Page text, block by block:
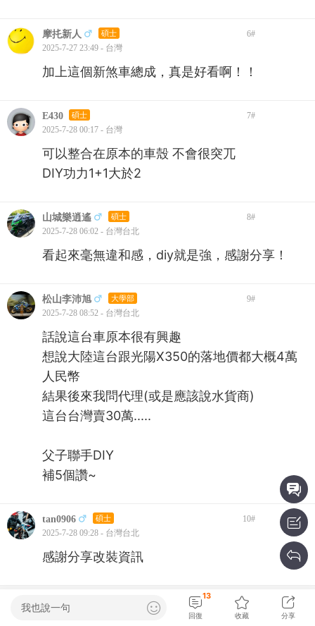
摩扥新人 碩士 6#
2025-7-27 23:49 - 台灣
加上這個新煞車總成，真是好看啊！！
E430 碩士 7#
2025-7-28 00:17 - 台灣
可以整合在原本的車殼 不會很突兀
DIY功力1+1大於2
山城樂逍遙 碩士 8#
2025-7-28 06:02 - 台灣台北
看起來毫無違和感，diy就是強，感謝分享！
松山李沛旭 大學部 9#
2025-7-28 08:52 - 台灣台北
話說這台車原本很有興趣
想說大陸這台跟光陽X350的落地價都大概4萬
人民幣
結果後來我問代理(或是應該說水貨商)
這台台灣賣30萬.....
父子聯手DIY
補5個讚~
tan0906 碩士 10#
2025-7-28 09:28 - 台灣台北
感謝分享改裝資訊
第1頁 下一頁
我也說一句
回復
13
收藏 分享